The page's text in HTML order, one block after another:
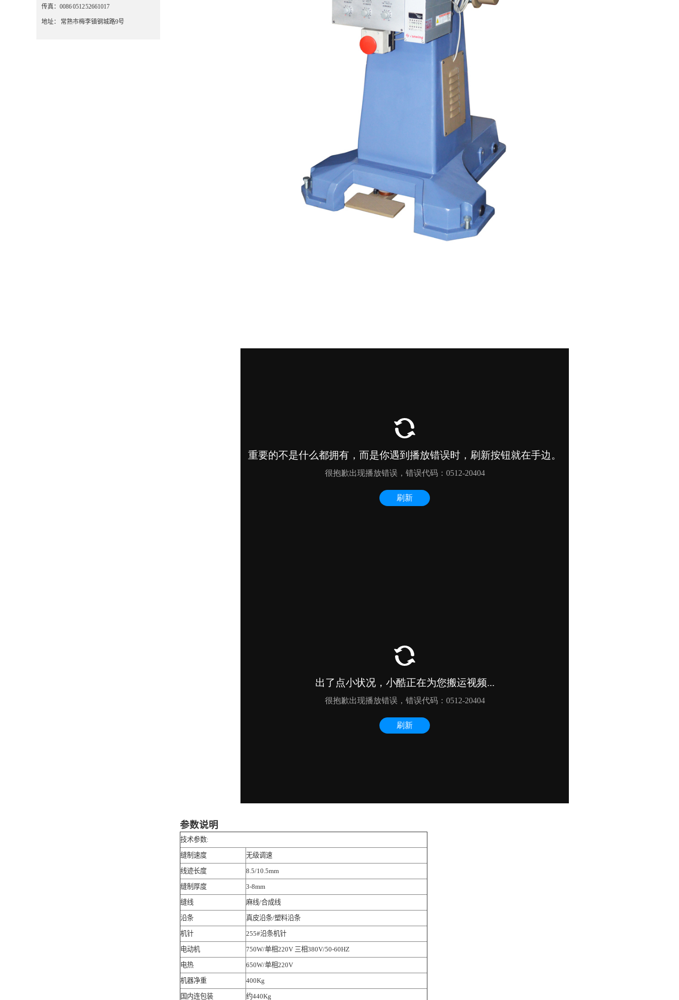
传真：0086 0512 52661017
地址： 常熟市梅李镇钢城路9号
参数说明
技术参数:
缝制速度 无级调速
线迹长度 8.5/10.5mm
缝制厚度 3-8mm
缝线 麻线/合成线
沿条 真皮沿条/塑料沿条
机针 255#沿条机针
电动机 750W/单相220V 三相380V/50-60HZ
电热 650W/单相220V
机器净重 400Kg
国内连包装 约440Kg